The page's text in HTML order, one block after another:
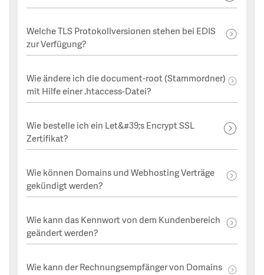
Welche TLS Protokollversionen stehen bei EDIS
zur Verfügung?
Wie ändere ich die document-root (Stammordner)
mit Hilfe einer .htaccess-Datei?
Wie bestelle ich ein Let&#39;s Encrypt SSL
Zertifikat?
Wie können Domains und Webhosting Verträge
gekündigt werden?
Wie kann das Kennwort von dem Kundenbereich
geändert werden?
Wie kann der Rechnungsempfänger von Domains